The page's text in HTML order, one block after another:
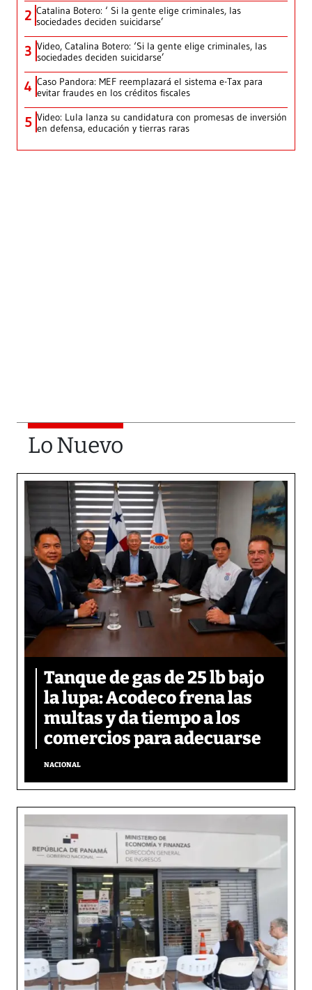
2 Catalina Botero: ‘ Si la gente elige criminales, las
sociedades deciden suicidarse’
3 Video, Catalina Botero: ‘Si la gente elige criminales, las
sociedades deciden suicidarse’
4 Caso Pandora: MEF reemplazará el sistema e-Tax para
evitar fraudes en los créditos fiscales
5 Video: Lula lanza su candidatura con promesas de inversión
en defensa, educación y tierras raras
Lo Nuevo
Tanque de gas de 25 lb bajo
la lupa: Acodeco frena las
multas y da tiempo a los
comercios para adecuarse
NACIONAL